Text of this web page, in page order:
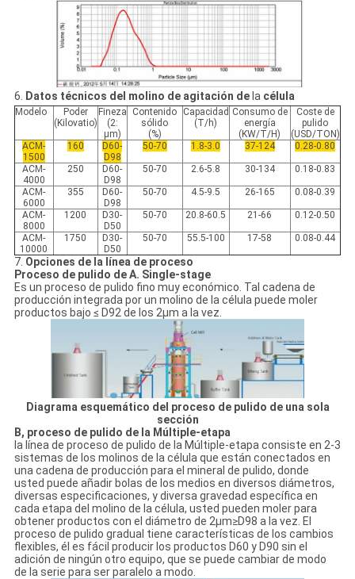
6. Datos técnicos del molino de agitación dela célula
Modelo
Poder
(Kilovatio)
Fineza
(2:
μm)
Contenido
sólido
(%)
Capacidad
(T/h)
Consumo de
energía
(KW/T/H)
Coste de
pulido
(USD/TON)
ACM-
1500
160
D60-
D98
50-70 1.8-3.0 37-124 0.28-0.80
ACM-
4000
250
D60-
D98
50-70 2.6-5.8 30-134 0.18-0.83
ACM-
6000
355
D60-
D98
50-70 4.5-9.5 26-165 0.08-0.39
ACM-
8000
1200
D30-
D50
50-70 20.8-60.5 21-66 0.12-0.50
ACM-
10000
1750
D30-
D50
50-70 55.5-100 17-58 0.08-0.44
7. Opciones de la línea de proceso
Proceso de pulido de A. Single-stage
Es un proceso de pulido fino muy económico. Tal cadena de
producción integrada por un molino de la célula puede moler
productos bajo ≤ D92 de los 2μm a la vez.
Diagrama esquemático del proceso de pulido de una sola
sección
B, proceso de pulido de la Múltiple-etapa
la línea de proceso de pulido de la Múltiple-etapa consiste en 2-3
sistemas de los molinos de la célula que están conectados en
una cadena de producción para el mineral de pulido, donde
usted puede añadir bolas de los medios en diversos diámetros,
diversas especificaciones, y diversa gravedad específica en
cada etapa del molino de la célula, usted pueden moler para
obtener productos con el diámetro de 2μm≥D98 a la vez. El
proceso de pulido gradual tiene características de los cambios
flexibles, él es fácil producir los productos D60 y D90 sin el
adición de ningún otro equipo, que se puede cambiar de modo
de la serie para ser paralelo a modo.